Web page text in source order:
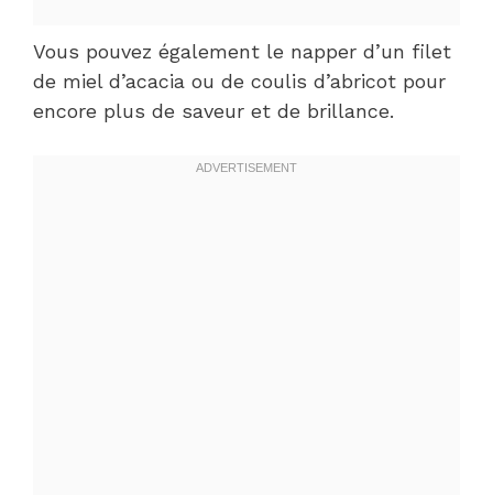
Vous pouvez également le napper d’un filet
de miel d’acacia ou de coulis d’abricot pour
encore plus de saveur et de brillance.